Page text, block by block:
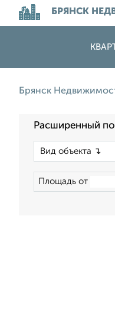
БРЯНСК
Брянск
Расширенный
Площадь от